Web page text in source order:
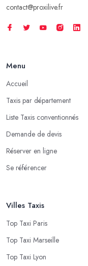
contact@proxilive.fr
Menu
Accueil
Taxis par département
Liste Taxis conventionnés
Demande de devis
Réserver en ligne
Se référencer
Villes Taxis
Top Taxi Paris
Top Taxi Marseille
Top Taxi Lyon